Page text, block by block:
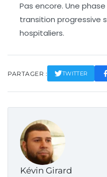
Pas encore. Une
transition progressive
hospitaliers.
PARTAGER : TWITTER
Kévin Girard